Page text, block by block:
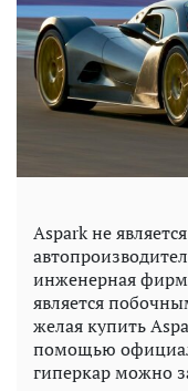
Aspark не
инженерная
является
желая купить
помощью
гиперкар можно